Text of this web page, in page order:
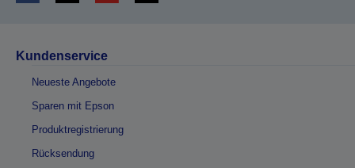
Kundenservice
Neueste Angebote
Sparen mit Epson
Produktregistrierung
Rücksendung